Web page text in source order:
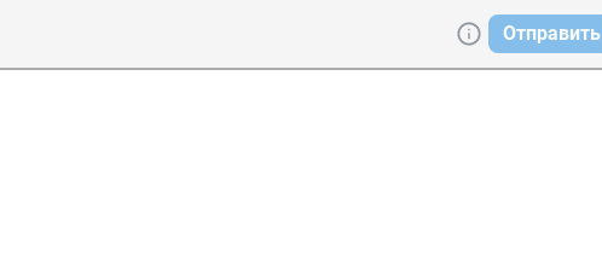
Отправить